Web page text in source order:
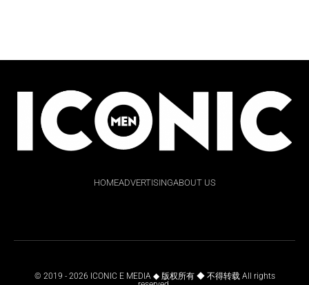
HOMEADVERTISINGABOUT US
© 2019 - 2026 ICONIC E MEDIA ◆ 版权所有 ◆ 不得转载 All rights